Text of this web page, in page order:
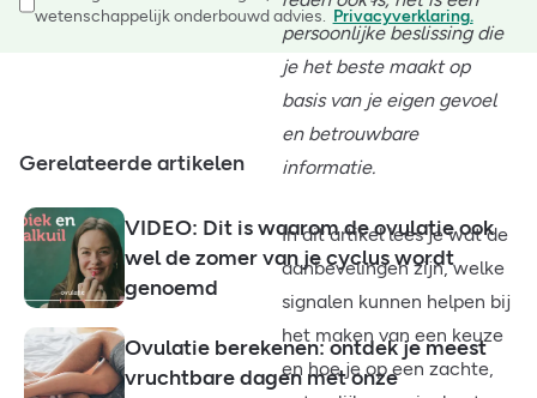
persoonlijke beslissing die
je het beste maakt op
basis van je eigen gevoel
en betrouwbare
informatie.
In dit artikel lees je wat de
aanbevelingen zijn, welke
signalen kunnen helpen bij
het maken van een keuze
en hoe je op een zachte,
wetenschappelijk onderbouwd advies. Privacyverklaring.
Gerelateerde artikelen
VIDEO: Dit is waarom de ovulatie ook
wel de zomer van je cyclus wordt
genoemd
Ovulatie berekenen: ontdek je meest
vruchtbare dagen met onze